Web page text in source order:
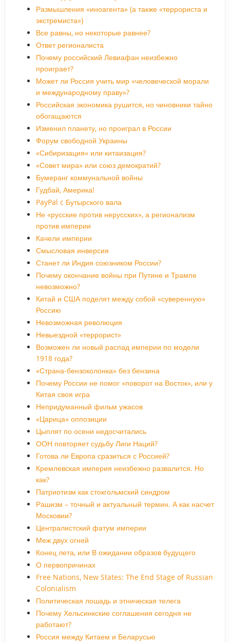
Размышления «иноагента» (а также «террориста и
экстремиста»)
Все равны, но некоторые равнее?
Ответ регионалиста
Почему российский Левиафан неизбежно
проиграет?
Может ли Россия учить мир «человеческой морали
и международному праву»?
Российская экономика рушится, но чиновники тайно
обогащаются
Изменил планету, но проиграл в России
Форум свободной Украины
«Сибиризация» или китаизация?
«Совет мира» или союз демократий?
Бумеранг коммунальной войны
Гудбай, Америка!
PayPal c Бутырского вала
Не «русские против нерусских», а регионализм
против империи
Качели империи
Смысловая инверсия
Станет ли Индия союзником России?
Почему окончание войны при Путине и Трампе
невозможно?
Китай и США поделят между собой «суверенную»
Россию
Невозможная революция
Невыездной «террорист»
Возможен ли новый распад империи по модели
1918 года?
«Страна-бензоколонка» без бензина
Почему России не помог «поворот на Восток», или у
Китая своя игра
Непридуманный фильм ужасов
«Царица» оппозиции
Цыплят по осени недосчитались
ООН повторяет судьбу Лиги Наций?
Готова ли Европа сразиться с Россией?
Кремлевская империя неизбежно развалится. Но
как?
Патриотизм как стокгольмский синдром
Рашизм – точный и актуальный термин. А как насчет
Московии?
Централистский фатум империи
Меж двух огней
Конец лета, или В ожидании образов будущего
О первопричинах
Free Nations, New States: The End Stage of Russian
Colonialism
Политическая лошадь и этническая телега
Почему Хельсинкские соглашения сегодня не
работают?
Россия между Китаем и Беларусью